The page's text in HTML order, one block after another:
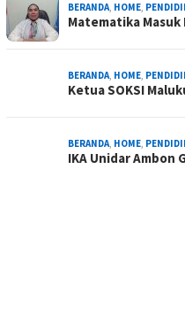
BERANDA, HOME,
Matematika
BERANDA, HOME,
Ketua SOKSI
BERANDA, HOME,
IKA Unidar Ambon